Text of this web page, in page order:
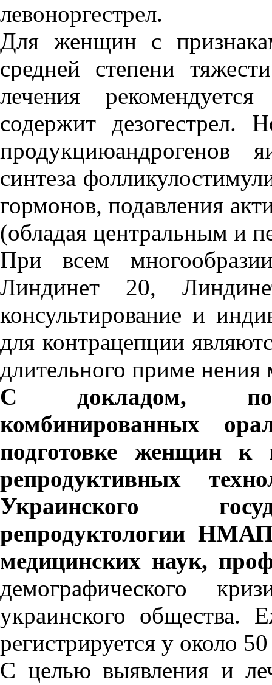
левоноргестрел.
Для женщин с
средней степени
лечения
содержит дезогестрел.
продукциюандрогенов
синтеза
гормонов, подавления
(обладая центральным и
При всем
Линдинет 20,
консультирование и
для контрацепции
длительного приме нения
С докладом,
комбинированных
подготовке женщин к
репродуктивных
Украинского
репродуктологии
медицинских наук,
демографического
украинского общества.
регистрируется у около
С целью выявления и